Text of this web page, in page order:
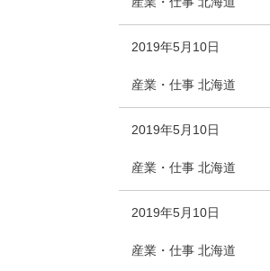
2019年5月10日
産業・仕事 北海道
2019年5月10日
産業・仕事 北海道
2019年5月10日
産業・仕事 北海道